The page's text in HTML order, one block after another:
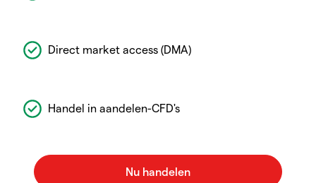
Direct market access (DMA)
Handel in aandelen-CFD's